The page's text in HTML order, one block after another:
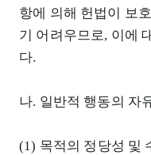
항에 의해 헌법이 보
기 어려우므로, 이에
다.
나. 일반적 행동의 자
(1) 목적의 정당성 및